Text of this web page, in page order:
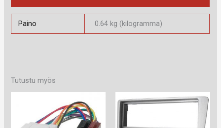
Paino 0.64 kg (kilogramma)
Tutustu myös